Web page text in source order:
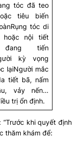
tóc đã teo
tiêu biến
tóc di
hoặc nội tiết
tiến
kỳ vọng
lạiNgười mắc
tiết bã, nấm
vảy nến…
trị ổn định.
“Trước khi quyết định
thăm khám để: